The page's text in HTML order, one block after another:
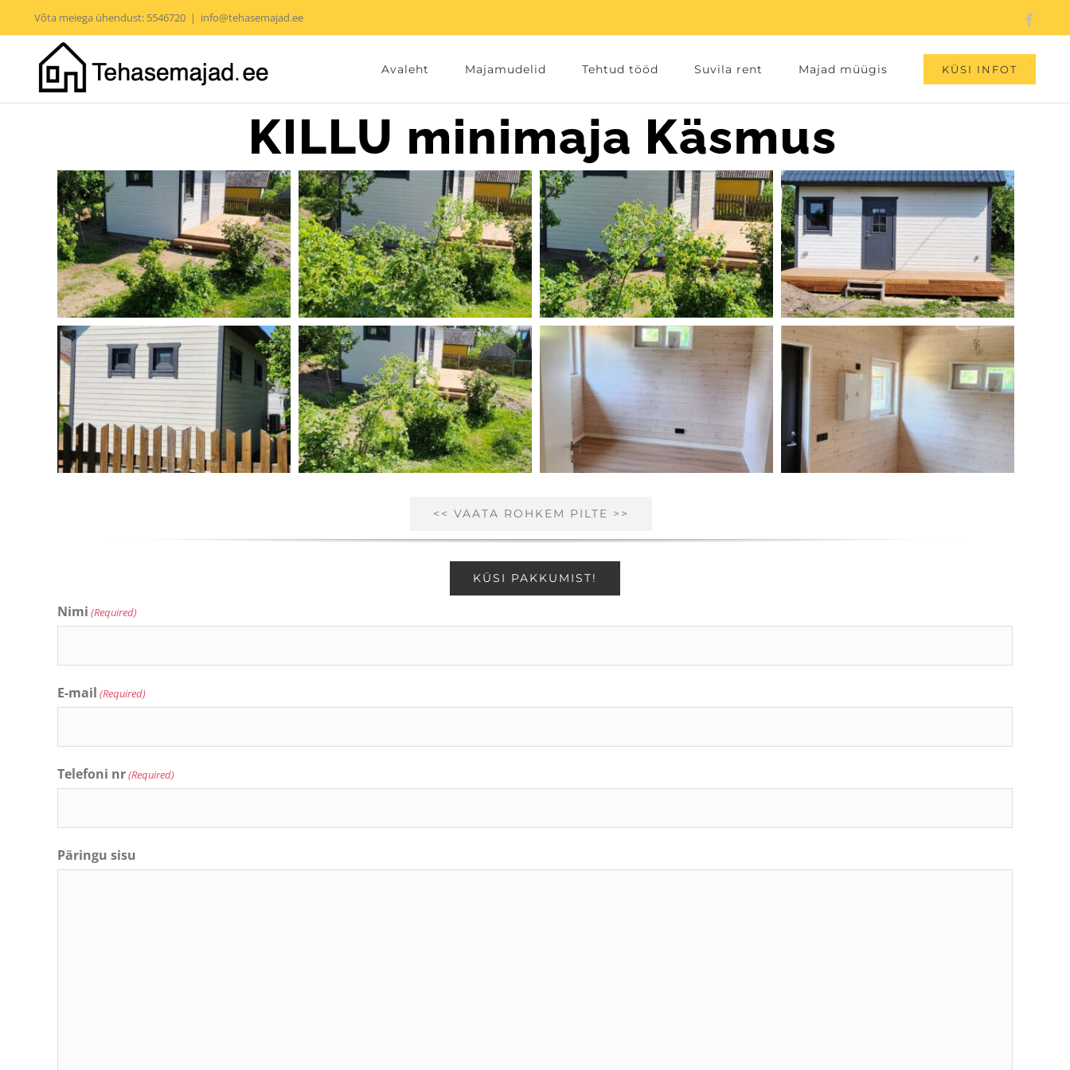
to
content
Võta meiega ühendust: 5546720 | info@tehasemajad.ee
Avaleht Majamudelid Tehtud tööd Suvila rent Majad müügis KÜSI INFOT
KILLU minimaja Käsmus
<< VAATA ROHKEM PILTE >>
KÜSI PAKKUMIST!
Nimi (Required)
E-mail (Required)
Telefoni nr(Required)
Päringu sisu